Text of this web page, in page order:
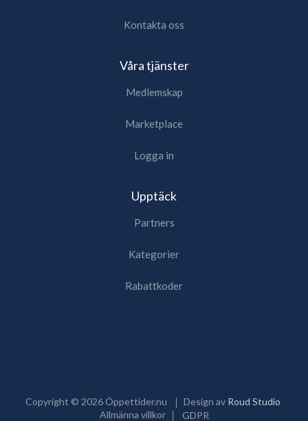
Kontakta oss
Våra tjänster
Medlemskap
Marketplace
Logga in
Upptäck
Partners
Kategorier
Rabattkoder
Copyright © 2026Öppettider.nu Design av Roud Studio
Allmänna villkor
GDPR